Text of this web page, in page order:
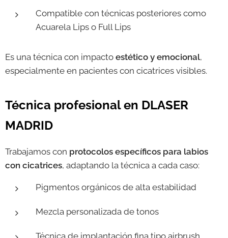
Compatible con técnicas posteriores como
Acuarela Lips o Full Lips
Es una técnica con impacto estético y emocional,
especialmente en pacientes con cicatrices visibles.
Técnica profesional en DLASER
MADRID
Trabajamos con protocolos específicos para labios
con cicatrices, adaptando la técnica a cada caso:
Pigmentos orgánicos de alta estabilidad
Mezcla personalizada de tonos
Técnica de implantación fina tipo airbrush